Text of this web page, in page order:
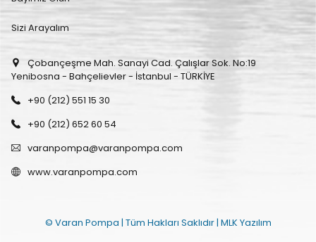
Sizi Arayalım
Çobançeşme Mah. Sanayi Cad. Çalışlar Sok. No:19
Yenibosna - Bahçelievler - İstanbul - TÜRKİYE
+90 (212) 551 15 30
+90 (212) 652 60 54
varanpompa@varanpompa.com
www.varanpompa.com
© Varan Pompa | Tüm Hakları Saklıdır | MLK Yazılım